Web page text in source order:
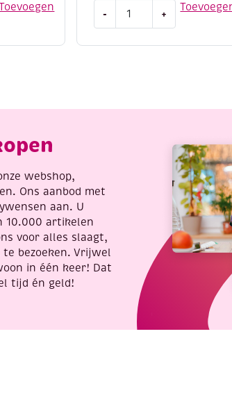
- +
webshop,
Ons aanbod met
aan. U
10.000 artikelen
voor alles slaagt,
bezoeken. Vrijwel
in één keer! Dat
tijd én geld!